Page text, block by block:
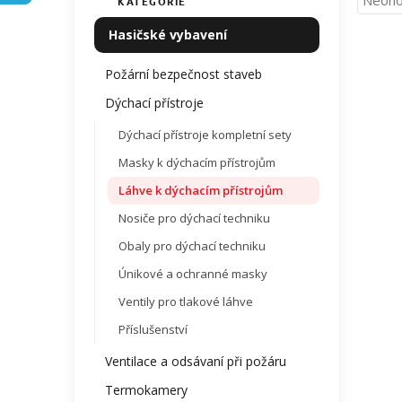
Přeskočit
kategorie
Hasičské vybavení
Požární bezpečnost staveb
Dýchací přístroje
Dýchací přístroje kompletní sety
Masky k dýchacím přístrojům
Láhve k dýchacím přístrojům
Nosiče pro dýchací techniku
Obaly pro dýchací techniku
Únikové a ochranné masky
Ventily pro tlakové láhve
Příslušenství
Ventilace a odsávaní při požáru
Termokamery